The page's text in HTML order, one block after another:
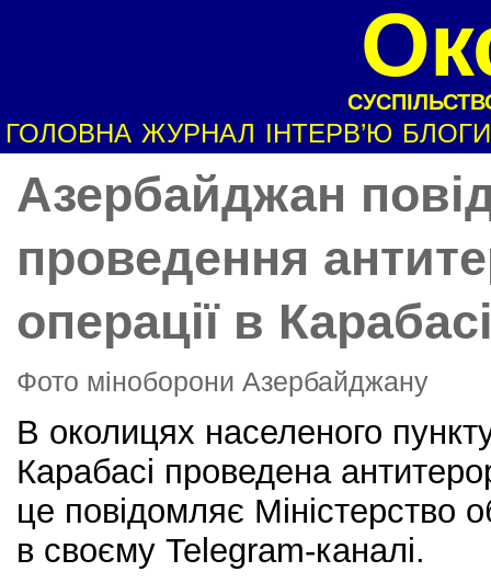
ГОЛОВНА ЖУРНАЛ ІНТЕРВ’Ю БЛОГИ
Азербайджан
проведення
операції в
Фото міноборони Азербайджану
В околицях населеного
Карабасі проведена
це повідомляє Міністерство
в своєму Telegram-каналі.